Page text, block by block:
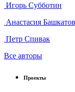
Игорь Субботин
Анастасия
Петр Спивак
Все авторы
Проекты